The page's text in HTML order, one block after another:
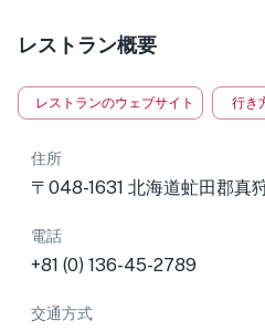
レストラン概要
レストランのウェブサイト 行き
住所
〒048-1631 北海道虻田郡真
電話
+81 (0) 136-45-2789
交通方式